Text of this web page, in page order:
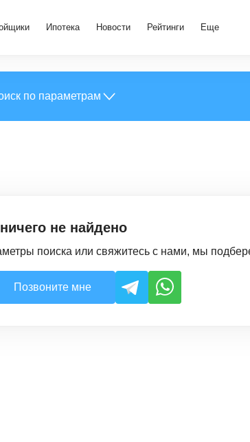
Ипотека Новости Рейтинги Еще
по параметрам
не найдено
поиска или свяжитесь с нами, мы
Позвоните мне